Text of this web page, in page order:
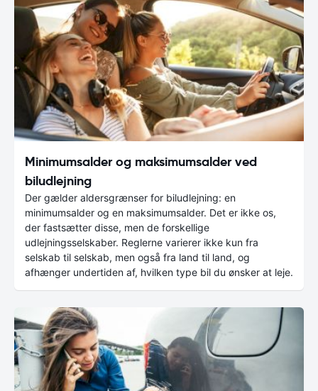
Minimumsalder og maksimumsalder ved
biludlejning
Der gælder aldersgrænser for biludlejning: en
minimumsalder og en maksimumsalder. Det er ikke os,
der fastsætter disse, men de forskellige
udlejningsselskaber. Reglerne varierer ikke kun fra
selskab til selskab, men også fra land til land, og
afhænger undertiden af, hvilken type bil du ønsker at leje.